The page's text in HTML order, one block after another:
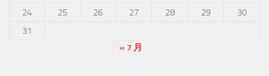
24
25 26 27 28 29
30
31
« 7 月